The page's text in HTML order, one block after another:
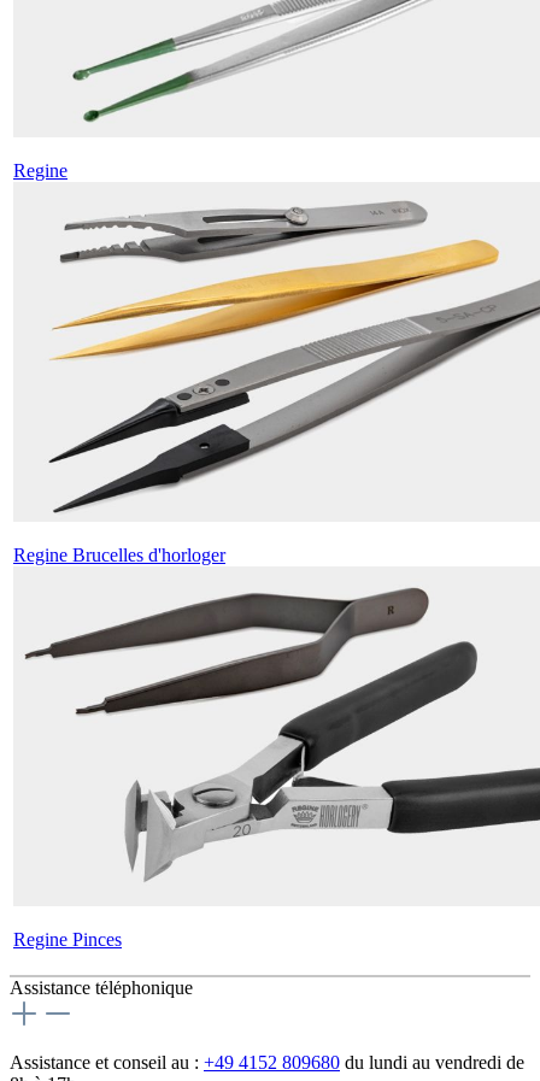
Regine
Regine Brucelles d'horloger
Regine Pinces
Assistance téléphonique
Assistance et conseil au : +49 4152 809680 du lundi au vendredi de